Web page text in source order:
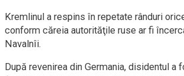
Kremlinul a respins în repetate rânduri
conform căreia autorităţile ruse ar fi
Navalnîi.
După revenirea din Germania, disidentul a